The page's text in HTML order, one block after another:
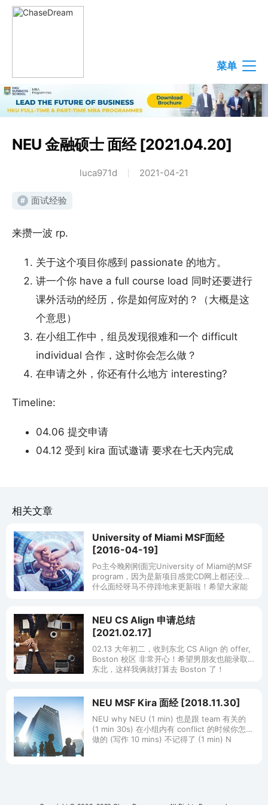
菜单
NEU 金融硕士 面经 [2021.04.20]
luca971d 2021-04-21
# 面试经验
来攒一波 rp.
关于这个项目你感到 passionate 的地方。
讲一个你 have a full course load 同时还要进行
课外活动的经历，你是如何应对的？（大概是这
个意思）
在小组工作中，组员发现很难和一个 difficult
individual 合作，这时你会怎么做？
在申请之外，你还有什么地方 interesting?
Timeline:
04.06 提交申请
04.12 受到 kira 面试邀请 要求在七天内完成
相关文章
University of Miami MSF面经
[2016-04-19]
Po主今晚刚刚面完University of Miami的MSF
program，因为是新项目感觉CD网上都还没有
什么面经呀马不停蹄地来更新啦！希望大家能
NEU CS Align 申请总结
[2021.02.17]
02.13 大年初二，收到东北 CS Align 的 offer,
Boston 校区 非常开心！希望男朋友也能录取
东北，这样我俩就打算去 Boston 了！
NEU MSF Kira 面经 [2018.11.30]
NEU why NEU (1 min) 也是跟 team 有关的
(1 min 30s) 在小组内有 conflict 的时候你怎么
做的 (写作 10 mins) 不记得了 (1 min) N